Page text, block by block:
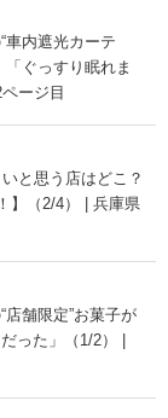
車内遮光カーテ
ぐっすり眠れま
ージ目
と思う店はどこ？
】（2/4） | 兵庫県
店舗限定”お菓子が
った」（1/2） |